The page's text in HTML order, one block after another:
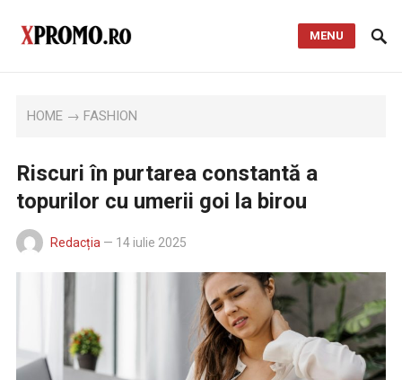
MENU
HOME →FASHION
Riscuri în purtarea constantă a
topurilor cu umerii goi la birou
Redacția — 14 iulie 2025